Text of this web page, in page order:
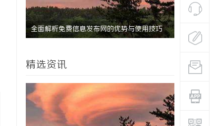
眼 全面解析免费信息发布网的优势与使用技巧 武汉配眼
精选资讯